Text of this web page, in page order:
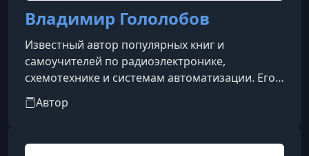
Владимир Гололобов
Известный автор популярных книг и
самоучителей по радиоэлектронике,
схемотехнике и системам автоматизации. Его
труды особенно ценятся за доступный язык,
практическую направленность и способность
процессы как для начинающих
Автор